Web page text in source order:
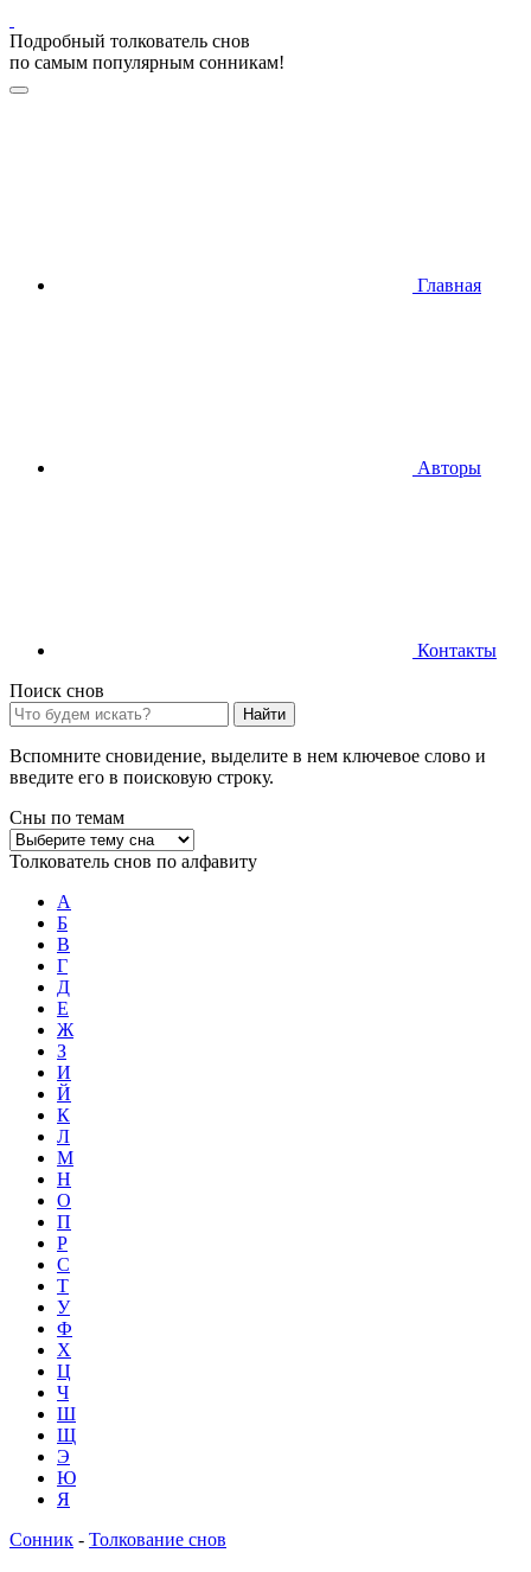
Подробный толкователь снов
по самым популярным сонникам!
Главная
Авторы
Контакты
Поиск снов
Найти
Вспомните сновидение, выделите в нем ключевое слово и
введите его в поисковую строку.
Сны по темам
Толкователь снов по алфавиту
А
Б
В
Г
Д
Е
Ж
З
И
Й
К
Л
М
Н
О
П
Р
С
Т
У
Ф
Х
Ц
Ч
Ш
Щ
Э
Ю
Я
Сонник - Толкование снов